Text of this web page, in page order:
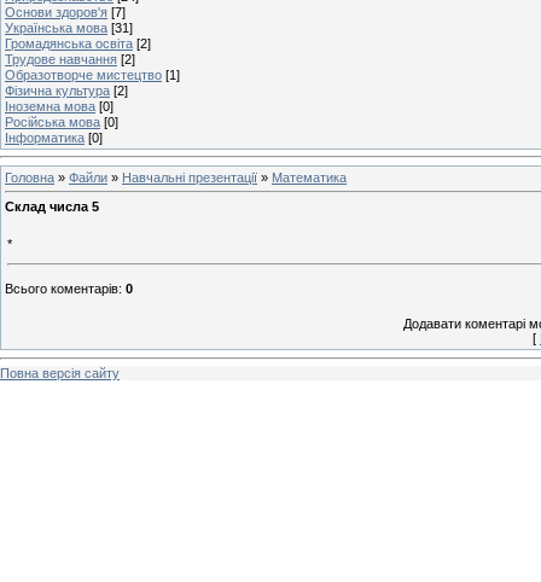
Основи здоров'я [7]
Українська мова [31]
Громадянська освіта [2]
Трудове навчання [2]
Образотворче мистецтво [1]
Фізична культура [2]
Іноземна мова [0]
Російська мова [0]
Інформатика [0]
Головна » Файли » Навчальні презентації » Математика
Склад числа 5
*
Всього коментарів: 0
Додавати коментарі
[
Повна версія сайту